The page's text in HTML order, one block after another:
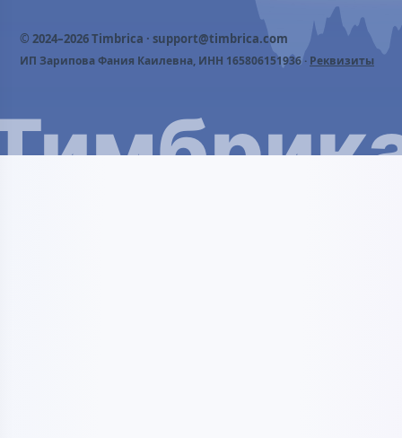
© 2024–2026 Timbrica · support@timbrica.com
ИП Зарипова Фания Каилевна, ИНН 165806151936 · Реквизиты